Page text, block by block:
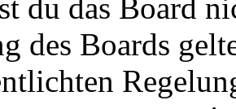
du das Board
des Boards